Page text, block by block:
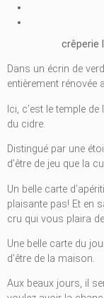
crêperie
Dans un écrin de
entièrement rénovée
Ici, c’est le temple
du cidre.
Distingué par une
d’être de jeu que la
Un belle carte
plaisante pas! Et en
cru qui vous plaira
Une belle carte du
d’être de la maison.
Aux beaux jours, il